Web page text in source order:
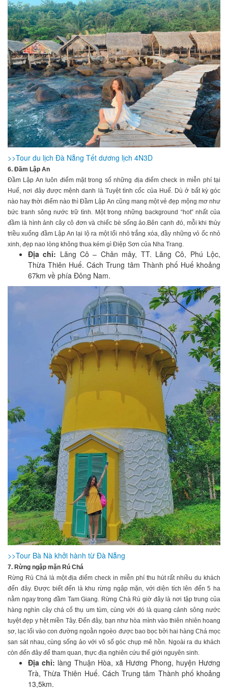
>>Tour du lịch Đà Nẵng Tết dương lịch 4N3D
6. Đầm Lập An
Đầm Lập An luôn điểm mặt trong số những địa điểm check in miễn phí tại
Huế, nơi đây được mệnh danh là Tuyệt tình cốc của Huế. Dù ở bất kỳ góc
nào hay thời điểm nào thì Đầm Lập An cũng mang một vẻ đẹp mộng mơ như
bức tranh sông nước trữ tình. Một trong những background “hot” nhất của
đầm là hình ảnh cây cô đơn và chiếc bè sống ảo.Bên cạnh đó, mỗi khi thủy
triều xuống đầm Lập An lại lộ ra một lối nhỏ trắng xóa, đầy những vỏ ốc nhỏ
xinh, đẹp nao lòng không thua kém gì Điệp Sơn của Nha Trang.
Địa chỉ: Lăng Cô – Chân mây, TT. Lăng Cô, Phú Lộc,
Thừa Thiên Huế. Cách Trung tâm Thành phố Huế khoảng
67km về phía Đông Nam.
>>Tour Bà Nà khởi hành từ Đà Nẵng
7. Rừng ngập mặn Rú Chá
Rừng Rú Chá là một địa điểm check in miễn phí thu hút rất nhiều du khách
đến đây. Được biết đến là khu rừng ngập mặn, với diện tích lên đến 5 ha
nằm ngay trong đầm Tam Giang. Rừng Chà Rú giờ đây là nơi tập trung của
hàng nghìn cây chá cổ thụ um tùm, cùng với đó là quang cảnh sông nước
tuyệt đẹp y hệt miền Tây. Đến đây, bạn như hòa mình vào thiên nhiên hoang
sơ, lạc lối vào con đường ngoằn ngoèo được bao bọc bởi hai hàng Chá mọc
san sát nhau, cùng sống ảo với vô số góc chụp mê hồn. Ngoài ra du khách
còn đến đây để tham quan, thực địa nghiên cứu thế giới nguyên sinh.
Địa chỉ: làng Thuận Hòa, xã Hương Phong, huyện Hương
Trà, Thừa Thiên Huế. Cách Trung tâm Thành phố khoảng
13,5km.